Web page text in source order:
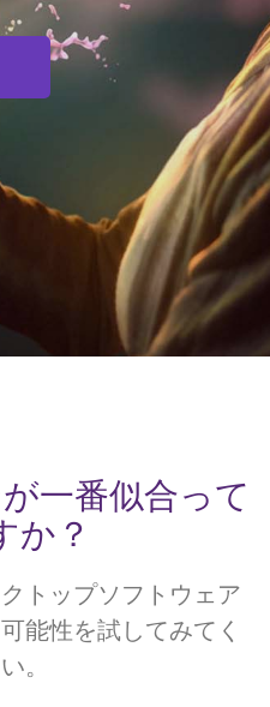
一番似合って
か？
トップソフトウェア
能性を試してみてく
。